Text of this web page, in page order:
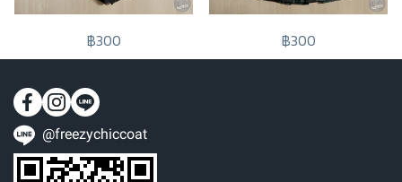
฿300 ฿300
@freezychiccoat